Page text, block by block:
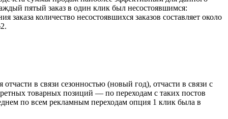
пятый заказ в один клик был несостоявшимся:
количество несостоявшихся заказов составляет около
в связи сезонностью (новый год), отчасти в связи с
товарных позиций — по переходам с таких постов
по всем рекламным переходам опция 1 клик была в